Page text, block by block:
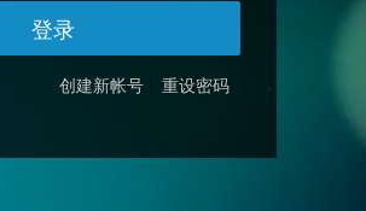
创建新帐号 重设密码
登录